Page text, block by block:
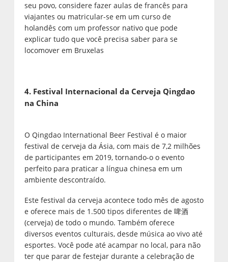
seu povo, considere fazer aulas de francês para
viajantes ou matricular-se em um curso de
holandês com um professor nativo que pode
explicar tudo que você precisa saber para se
locomover em Bruxelas
4. Festival Internacional da Cerveja Qingdao
na China
O Qingdao International Beer Festival é o maior
festival de cerveja da Ásia, com mais de 7,2 milhões
de participantes em 2019, tornando-o o evento
perfeito para praticar a língua chinesa em um
ambiente descontraído.
Este festival da cerveja acontece todo mês de agosto
e oferece mais de 1.500 tipos diferentes de 啤酒
(cerveja) de todo o mundo. Também oferece
diversos eventos culturais, desde música ao vivo até
esportes. Você pode até acampar no local, para não
ter que parar de festejar durante a celebração de